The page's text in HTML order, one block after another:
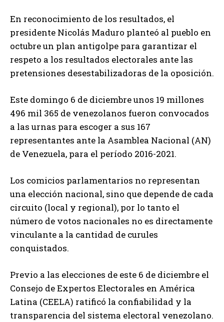
En reconocimiento de los resultados, el
presidente Nicolás Maduro planteó al pueblo en
octubre un plan antigolpe para garantizar el
respeto a los resultados electorales ante las
pretensiones desestabilizadoras de la oposición.
Este domingo 6 de diciembre unos 19 millones
496 mil 365 de venezolanos fueron convocados
a las urnas para escoger a sus 167
representantes ante la Asamblea Nacional (AN)
de Venezuela, para el período 2016-2021.
Los comicios parlamentarios no representan
una elección nacional, sino que depende de cada
circuito (local y regional), por lo tanto el
número de votos nacionales no es directamente
vinculante a la cantidad de curules
conquistados.
Previo a las elecciones de este 6 de diciembre el
Consejo de Expertos Electorales en América
Latina (CEELA) ratificó la confiabilidad y la
transparencia del sistema electoral venezolano.